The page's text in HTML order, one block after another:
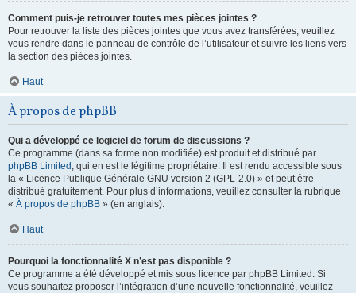
Comment puis-je retrouver toutes mes pièces jointes ?
Pour retrouver la liste des pièces jointes que vous avez transférées, veuillez
vous rendre dans le panneau de contrôle de l’utilisateur et suivre les liens vers
la section des pièces jointes.
Haut
À propos de phpBB
Qui a développé ce logiciel de forum de discussions ?
Ce programme (dans sa forme non modifiée) est produit et distribué par
phpBB Limited , qui en est le légitime propriétaire. Il est rendu accessible sous
la « Licence Publique Générale GNU version 2 (GPL-2.0) » et peut être
distribué gratuitement. Pour plus d’informations, veuillez consulter la rubrique
« À propos de phpBB » (en anglais).
Haut
Pourquoi la fonctionnalité X n’est pas disponible ?
Ce programme a été développé et mis sous licence par phpBB Limited. Si
vous souhaitez proposer l’intégration d’une nouvelle fonctionnalité, veuillez